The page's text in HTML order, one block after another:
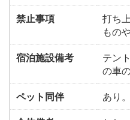
禁止事項
打ち
もの
宿泊施設備考
テン
の車
ペット同伴
あり。